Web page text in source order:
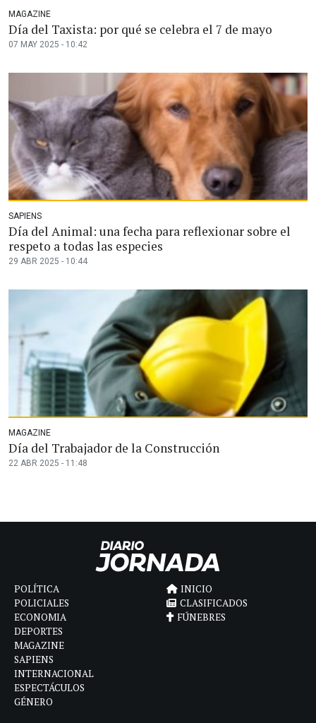
MAGAZINE
Día del Taxista: por qué se celebra el 7 de mayo
07 MAY 2025 - 10:42
SAPIENS
Día del Animal: una fecha para reflexionar sobre el
respeto a todas las especies
29 ABR 2025 - 10:44
MAGAZINE
Día del Trabajador de la Construcción
22 ABR 2025 - 11:48
POLÍTICA
POLICIALES
ECONOMIA
DEPORTES
MAGAZINE
SAPIENS
INTERNACIONAL
ESPECTÁCULOS
GÉNERO
INICIO
CLASIFICADOS
FÚNEBRES